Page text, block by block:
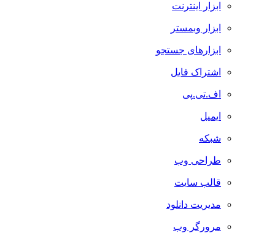
ابزار اینترنت
ابزار وبمستر
ابزارهای جستجو
اشتراک فایل
اف.تی.پی
ایمیل
شبکه
طراحی وب
قالب سایت
مدیریت دانلود
مرورگر وب